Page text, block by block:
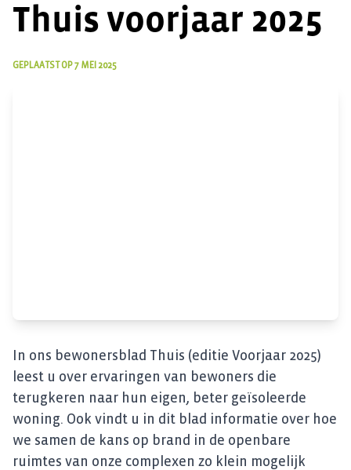
Thuis voorjaar 2025
GEPLAATST OP7 MEI 2025
In ons bewonersblad Thuis (editie Voorjaar 2025)
leest u over ervaringen van bewoners die
terugkeren naar hun eigen, beter geïsoleerde
woning. Ook vindt u in dit blad informatie over hoe
we samen de kans op brand in de openbare
ruimtes van onze complexen zo klein mogelijk